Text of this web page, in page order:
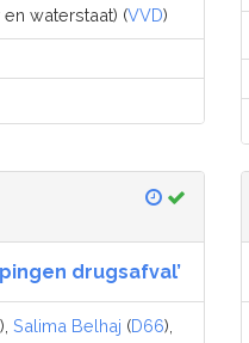
waterstaat) (VVD)
drugsafval’
), Salima Belhaj (D66),